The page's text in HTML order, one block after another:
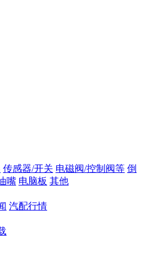
传感器/开关 电磁阀/控制阀等 倒
嘴 电脑板 其他
汽配行情